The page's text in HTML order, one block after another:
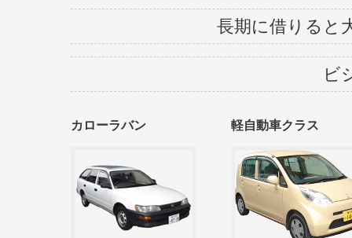
長期に借りると
ビ
カローラバン 軽自動車クラス